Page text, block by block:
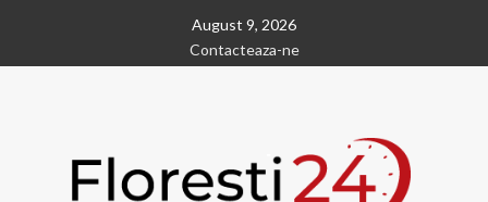
content
August 9, 2026
Contacteaza-ne